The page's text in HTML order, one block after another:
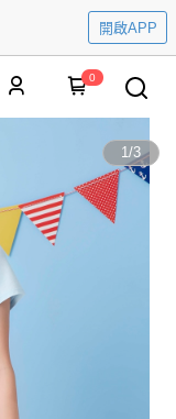
開啟APP
0
1/3